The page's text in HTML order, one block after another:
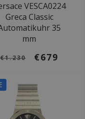
VESCA0224
Greca Classic
35
mm
€1.230 €679